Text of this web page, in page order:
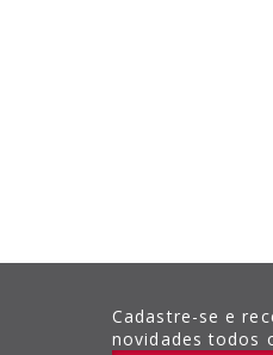
Cadastre-se e
novidades todos